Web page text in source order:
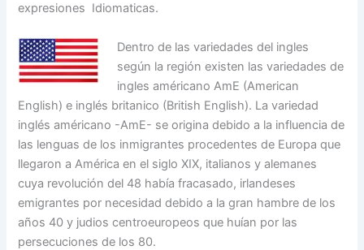
expresiones Idiomaticas.
Dentro de las variedades del ingles
según la región existen las variedades de
ingles américano AmE (American
English) e inglés britanico (British English). La variedad
inglés américano -AmE- se origina debido a la influencia de
las lenguas de los inmigrantes procedentes de Europa que
llegaron a América en el siglo XIX, italianos y alemanes
cuya revolución del 48 había fracasado, irlandeses
emigrantes por necesidad debido a la gran hambre de los
años 40 y judios centroeuropeos que huían por las
persecuciones de los 80.